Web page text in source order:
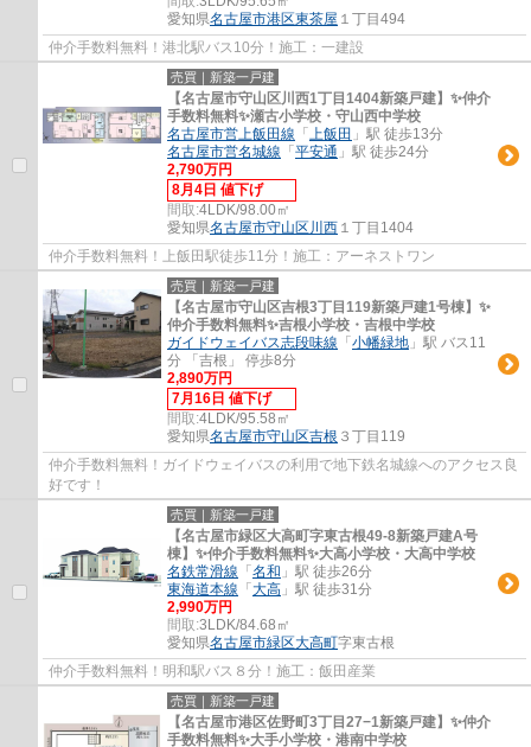
愛知県名古屋市港区東茶屋 １丁目494
仲介手数料無料！港北駅バス10分！施工：一建設
売買｜新築一戸建
【名古屋市守山区川西1丁目1404新築戸建】✨️仲介
手数料無料✨️瀬古小学校・守山西中学校
名古屋市営上飯田線 「 上飯田 」駅 徒歩13分
名古屋市営名城線 「 平安通 」駅 徒歩24分
2,790万円
8月4日 値下げ
間取:4LDK/98.00㎡
愛知県名古屋市守山区 川西 １丁目1404
仲介手数料無料！上飯田駅徒歩11分！施工：アーネストワン
売買｜新築一戸建
【名古屋市守山区吉根3丁目119新築戸建1号棟】✨️
仲介手数料無料✨️吉根小学校・吉根中学校
ガイドウェイバス志段味線 「 小幡緑地 」駅 バス11
分 「吉根」 停歩8分
2,890万円
7月16日 値下げ
間取:4LDK/95.58㎡
愛知県名古屋市守山区吉根 ３丁目119
仲介手数料無料！ガイドウェイバスの利用で地下鉄名城線へのアクセス良
好です！
売買｜新築一戸建
【名古屋市緑区大高町字東古根49-8新築戸建A号
棟】✨️仲介手数料無料✨️大高小学校・大高中学校
名鉄常滑線 「 名和 」駅 徒歩26分
東海道本線 「 大高 」駅 徒歩31分
2,990万円
間取:3LDK/84.68㎡
愛知県名古屋市緑区大高町字東古根
仲介手数料無料！明和駅バス８分！施工：飯田産業
売買｜新築一戸建
【名古屋市港区佐野町3丁目27−1新築戸建】✨️仲介
手数料無料✨️大手小学校・港南中学校